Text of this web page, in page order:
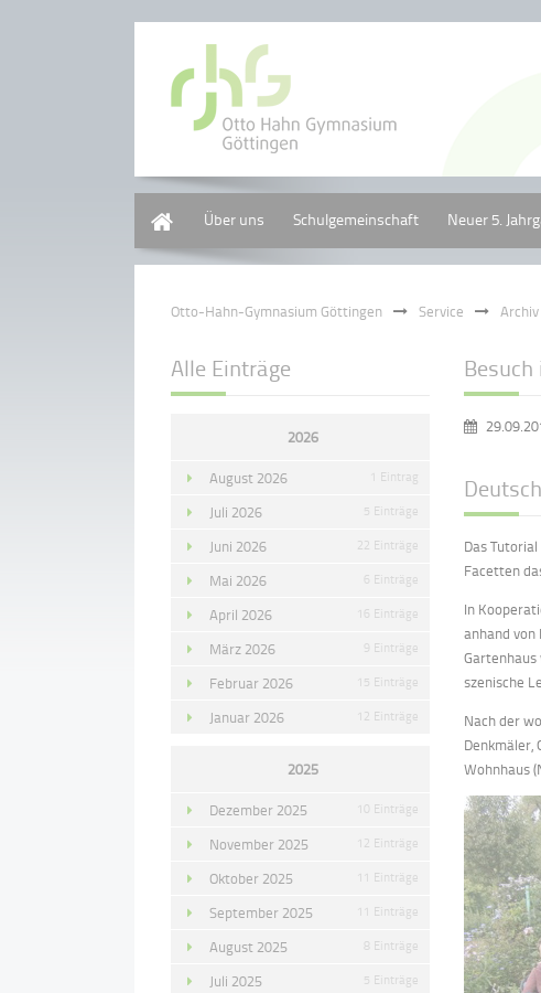
Über uns Schulgemeinschaft Neuer 5.
Otto-Hahn-Gymnasium Göttingen Service Archiv
Das
Facetten
In
anhand von
szenische
Nach der
Denkmäler,
Wohnhaus
Alle Einträge
2026
August 2026 1 Eintrag
Juli 2026 5 Einträge
Juni 2026 22 Einträge
Mai 2026 6 Einträge
April 2026 16 Einträge
März 2026 9 Einträge
Februar 2026 15 Einträge
Januar 2026 12 Einträge
2025
Dezember 2025 10 Einträge
November 2025 12 Einträge
Oktober 2025 11 Einträge
September 2025 11 Einträge
August 2025 8 Einträge
Juli 2025 5 Einträge